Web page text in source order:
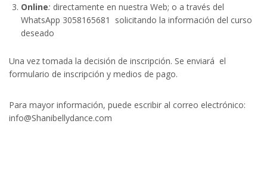
Online: directamente en nuestra Web; o a través del
WhatsApp 3058165681 solicitando la información del curso
deseado
Una vez tomada la decisión de inscripción. Se enviará el
formulario de inscripción y medios de pago.
Para mayor información, puede escribir al correo electrónico:
info@Shanibellydance.com